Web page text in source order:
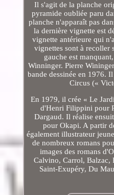
Il s'agit de la planche
pyramide oubliée paru
planche n'apparaît pas
la dernière vignette est
vignette antérieure qui
vignettes sont à recoller
gauche est
Winninger. Pierre
bande dessinée en 1976.
Circus («
En 1979, il crée « Le
d'Henri Filippini pour
Dargaud. Il réalise
pour Okapi. A partir
également illustrateur
de nombreux romans
images des romans
Calvino, Carrol, Balzac,
Saint-Exupéry, Du